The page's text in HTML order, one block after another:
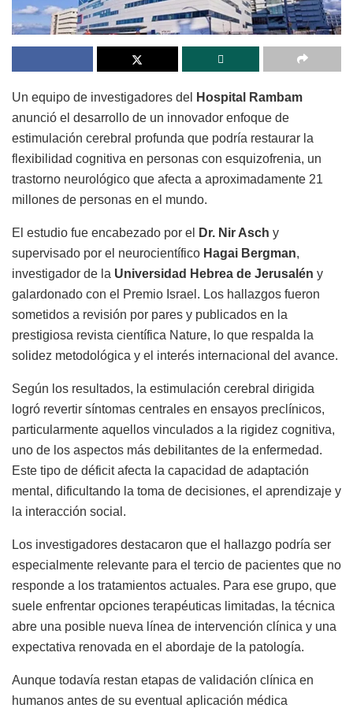
Un equipo de investigadores del
Hospital Rambam
anunció el desarrollo de un innovador enfoque de
estimulación cerebral profunda que podría restaurar la
flexibilidad cognitiva en personas con esquizofrenia, un
trastorno neurológico que afecta a aproximadamente 21
millones de personas en el mundo.
El estudio fue encabezado por el Dr. Nir Asch y
supervisado por el neurocientífico Hagai Bergman,
investigador de la Universidad Hebrea de Jerusalén y
galardonado con el Premio Israel. Los hallazgos fueron
sometidos a revisión por pares y publicados en la
prestigiosa revista científica Nature, lo que respalda la
solidez metodológica y el interés internacional del avance.
Según los resultados, la estimulación cerebral dirigida
logró revertir síntomas centrales en ensayos preclínicos,
particularmente aquellos vinculados a la rigidez cognitiva,
uno de los aspectos más debilitantes de la enfermedad.
Este tipo de déficit afecta la capacidad de adaptación
mental, dificultando la toma de decisiones, el aprendizaje y
la interacción social.
Los investigadores destacaron que el hallazgo podría ser
especialmente relevante para el tercio de pacientes que no
responde a los tratamientos actuales. Para ese grupo, que
suele enfrentar opciones terapéuticas limitadas, la técnica
abre una posible nueva línea de intervención clínica y una
expectativa renovada en el abordaje de la patología.
Aunque todavía restan etapas de validación clínica en
humanos antes de su eventual aplicación médica